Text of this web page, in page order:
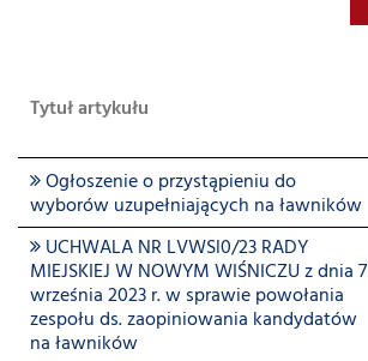
Tytuł artykułu
Ogłoszenie o przystąpieniu do
wyborów uzupełniających na ławników
UCHWALA NR LVWSl0/23 RADY
MIEJSKIEJ W NOWYM WIŚNICZU z dnia 7
września 2023 r. w sprawie powołania
zespołu ds. zaopiniowania kandydatów
na ławników